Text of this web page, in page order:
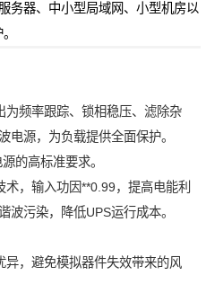
务器、中小型局域网、小型机房以
为频率跟踪、锁相稳压、滤除杂
电源，为负载提供全面保护。
的高标准要求。
，输入功因**0.99，提高电能利
波污染，降低UPS运行成本。
异，避免模拟器件失效带来的风